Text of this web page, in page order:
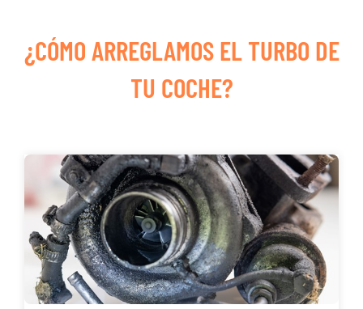
¿CÓMO ARREGLAMOS EL TURBO DE
TU COCHE?